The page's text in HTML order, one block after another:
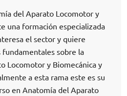
del Aparato Locomotor y
una formación especializada
el sector y quiere
fundamentales sobre la
Locomotor y Biomecánica y
a esta rama este es su
en Anatomía del Aparato